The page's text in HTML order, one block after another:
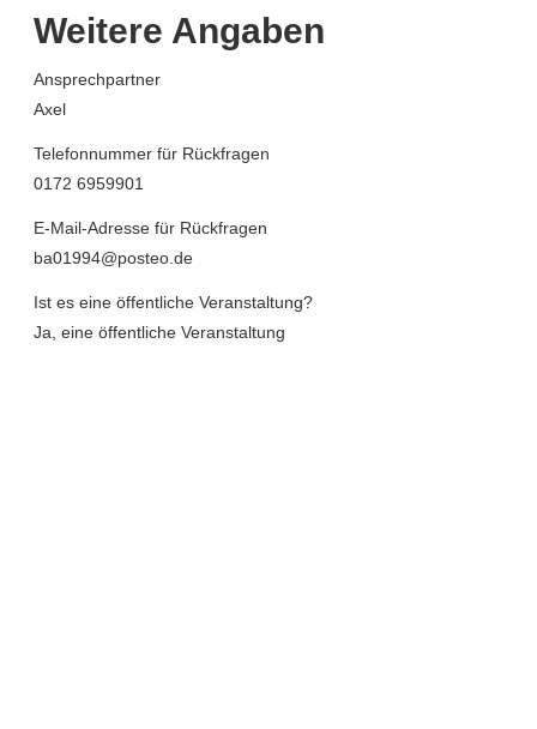
Weitere Angaben
Ansprechpartner
Axel
Telefonnummer für Rückfragen
0172 6959901
E-Mail-Adresse für Rückfragen
ba01994@posteo.de
Ist es eine öffentliche Veranstaltung?
Ja, eine öffentliche Veranstaltung